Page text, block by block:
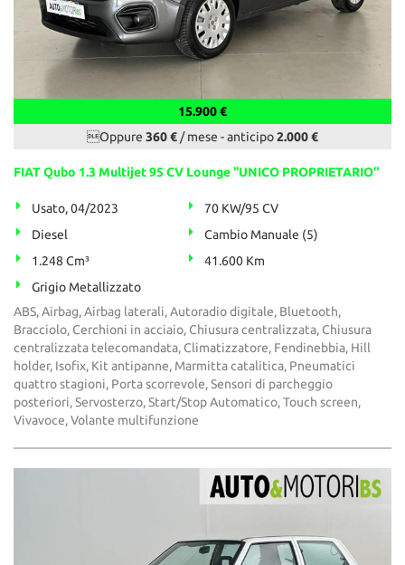
15.900 €
Oppure 360 €/ mese -anticipo2.000 €
FIAT Qubo 1.3 Multijet 95 CV Lounge ''UNICO PROPRIETARIO''
Usato, 04/2023
70 KW/95 CV
Diesel
Cambio Manuale (5)
1.248 Cm³
41.600 Km
Grigio Metallizzato
ABS, Airbag, Airbag laterali, Autoradio digitale, Bluetooth,
Bracciolo, Cerchioni in acciaio, Chiusura centralizzata, Chiusura
centralizzata telecomandata, Climatizzatore, Fendinebbia, Hill
holder, Isofix, Kit antipanne, Marmitta catalitica, Pneumatici
quattro stagioni, Porta scorrevole, Sensori di parcheggio
posteriori, Servosterzo, Start/Stop Automatico, Touch screen,
Vivavoce, Volante multifunzione